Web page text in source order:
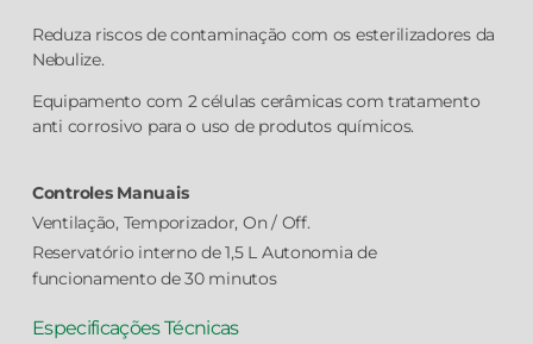
Reduza riscos de contaminação com os esterilizadores da
Nebulize.
Equipamento com 2 células cerâmicas com tratamento
anti corrosivo para o uso de produtos químicos.
Controles Manuais
Ventilação, Temporizador, On / Off.
Reservatório interno de 1,5 L Autonomia de
funcionamento de 30 minutos
Especificações Técnicas